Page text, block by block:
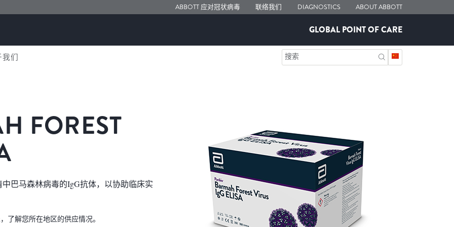
ABBOTT 应对冠状病毒 联络我们 DIAGNOSTICS ABOUT ABBOTT
GLOBAL POINT OF CARE
我们 搜索
FOREST
巴马森林病毒的IgG抗体，以协助临床实
了解您所在地区的供应情况。